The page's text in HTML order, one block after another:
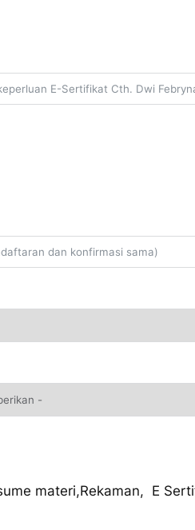
materi,Rekaman, E